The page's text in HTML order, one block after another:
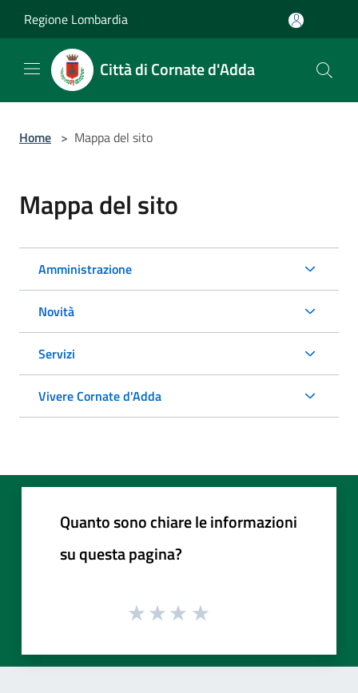
Regione Lombardia
Città di Cornate d'Adda
Home > Mappa del sito
Mappa del sito
Amministrazione
Novità
Servizi
Vivere Cornate d'Adda
Quanto sono chiare le informazioni
su questa pagina?